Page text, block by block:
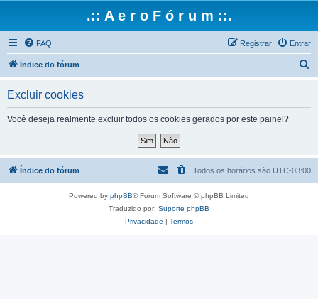
.:: A e r o F ó r u m ::.
FAQ Entrar
Registrar
Índice do fórum
a
Excluir cookies
Você deseja realmente excluir todos os cookies gerados por este painel?
Índice do fórum Todos os horários são UTC-03:00
Powered by phpBB® Forum Software © phpBB Limited
Traduzido por: Suporte phpBB
Privacidade | Termos